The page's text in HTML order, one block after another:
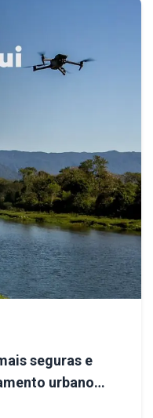
seguras e
urbano